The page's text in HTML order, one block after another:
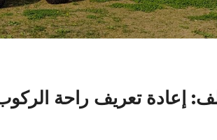
إعادة تعريف راحة